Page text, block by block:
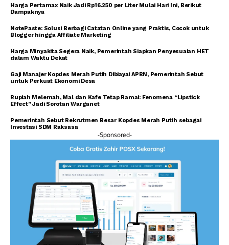
Harga Pertamax Naik Jadi Rp16.250 per Liter Mulai Hari Ini, Berikut
Dampaknya
NotePaste: Solusi Berbagi Catatan Online yang Praktis, Cocok untuk
Blogger hingga Affiliate Marketing
Harga Minyakita Segera Naik, Pemerintah Siapkan Penyesuaian HET
dalam Waktu Dekat
Gaji Manajer Kopdes Merah Putih Dibiayai APBN, Pemerintah Sebut
untuk Perkuat Ekonomi Desa
Rupiah Melemah, Mal dan Kafe Tetap Ramai: Fenomena “Lipstick
Effect” Jadi Sorotan Warganet
Pemerintah Sebut Rekrutmen Besar Kopdes Merah Putih sebagai
Investasi SDM Raksasa
-Sponsored-